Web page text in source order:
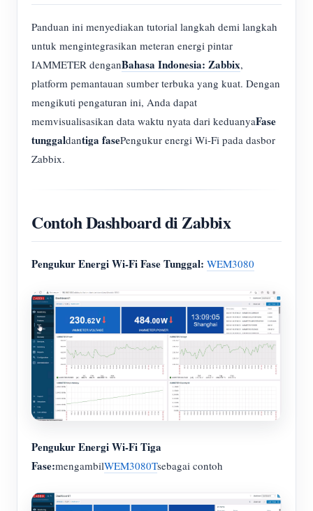
Panduan ini menyediakan tutorial langkah demi langkah
untuk mengintegrasikan meteran energi pintar
IAMMETER denganBahasa Indonesia: Zabbix,
platform pemantauan sumber terbuka yang kuat. Dengan
mengikuti pengaturan ini, Anda dapat
memvisualisasikan data waktu nyata dari keduanyaFase
tunggaldantiga fasePengukur energi Wi-Fi pada dasbor
Zabbix.
Contoh Dashboard di Zabbix
Pengukur Energi Wi-Fi Fase Tunggal: WEM3080
Pengukur Energi Wi-Fi Tiga
Fase:mengambilWEM3080Tsebagai contoh